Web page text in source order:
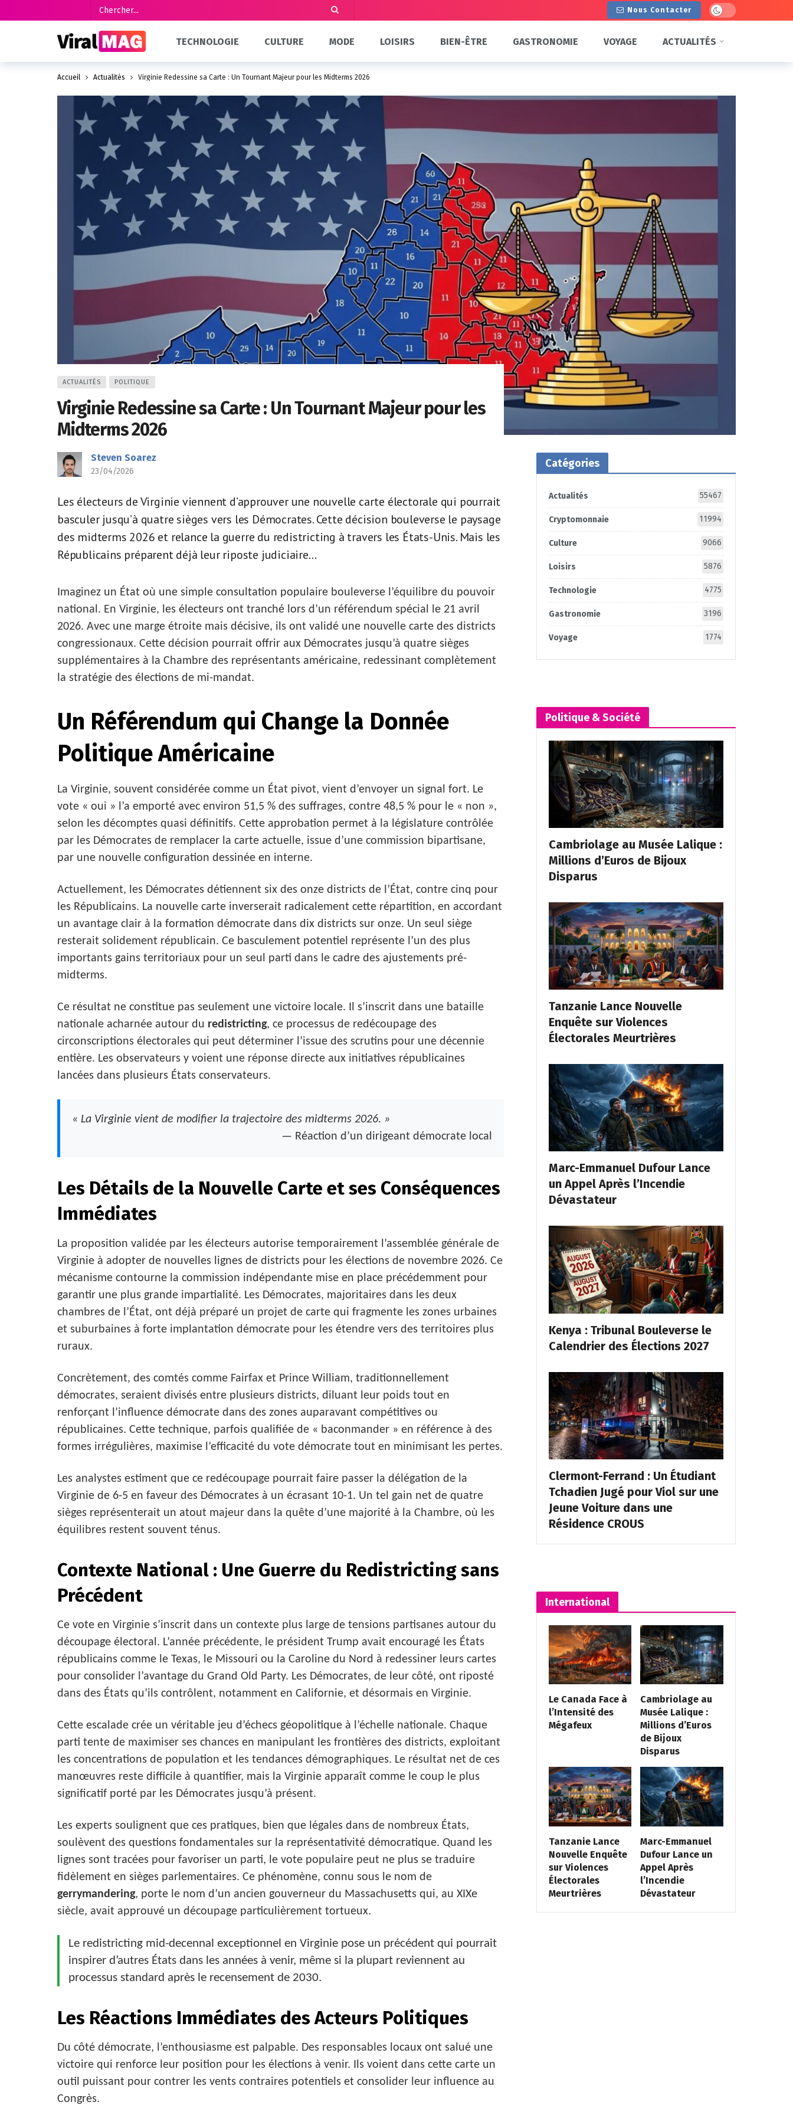
Nous Contacter Dark mode
TECHNOLOGIE CULTURE MODE LOISIRS BIEN-ÊTRE GASTRONOMIE VOYAGE ACTUALITÉS
Accueil Actualités Virginie Redessine sa Carte : Un Tournant Majeur pour les Midterms 2026
ACTUALITÉS POLITIQUE
Virginie Redessine sa Carte : Un Tournant Majeur pour les
Midterms 2026
Steven Soarez
23/04/2026
Les électeurs de Virginie viennent d’approuver une nouvelle carte électorale qui pourrait
basculer jusqu’à quatre sièges vers les Démocrates. Cette décision bouleverse le paysage
des midterms 2026 et relance la guerre du redistricting à travers les États-Unis. Mais les
Républicains préparent déjà leur riposte judiciaire…
Imaginez un État où une simple consultation populaire bouleverse l’équilibre du pouvoir
national. En Virginie, les électeurs ont tranché lors d’un référendum spécial le 21 avril
2026. Avec une marge étroite mais décisive, ils ont validé une nouvelle carte des districts
congressionaux. Cette décision pourrait offrir aux Démocrates jusqu’à quatre sièges
supplémentaires à la Chambre des représentants américaine, redessinant complètement
la stratégie des élections de mi-mandat.
Un Référendum qui Change la Donnée
Politique Américaine
La Virginie, souvent considérée comme un État pivot, vient d’envoyer un signal fort. Le
vote « oui » l’a emporté avec environ 51,5 % des suffrages, contre 48,5 % pour le « non »,
selon les décomptes quasi définitifs. Cette approbation permet à la législature contrôlée
par les Démocrates de remplacer la carte actuelle, issue d’une commission bipartisane,
par une nouvelle configuration dessinée en interne.
Actuellement, les Démocrates détiennent six des onze districts de l’État, contre cinq pour
les Républicains. La nouvelle carte inverserait radicalement cette répartition, en accordant
un avantage clair à la formation démocrate dans dix districts sur onze. Un seul siège
resterait solidement républicain. Ce basculement potentiel représente l’un des plus
importants gains territoriaux pour un seul parti dans le cadre des ajustements pré-
midterms.
Ce résultat ne constitue pas seulement une victoire locale. Il s’inscrit dans une bataille
nationale acharnée autour du redistricting, ce processus de redécoupage des
circonscriptions électorales qui peut déterminer l’issue des scrutins pour une décennie
entière. Les observateurs y voient une réponse directe aux initiatives républicaines
lancées dans plusieurs États conservateurs.
« La Virginie vient de modifier la trajectoire des midterms 2026. »
— Réaction d’un dirigeant démocrate local
Les Détails de la Nouvelle Carte et ses Conséquences
Immédiates
La proposition validée par les électeurs autorise temporairement l’assemblée générale de
Virginie à adopter de nouvelles lignes de districts pour les élections de novembre 2026. Ce
mécanisme contourne la commission indépendante mise en place précédemment pour
garantir une plus grande impartialité. Les Démocrates, majoritaires dans les deux
chambres de l’État, ont déjà préparé un projet de carte qui fragmente les zones urbaines
et suburbaines à forte implantation démocrate pour les étendre vers des territoires plus
ruraux.
Concrètement, des comtés comme Fairfax et Prince William, traditionnellement
démocrates, seraient divisés entre plusieurs districts, diluant leur poids tout en
renforçant l’influence démocrate dans des zones auparavant compétitives ou
républicaines. Cette technique, parfois qualifiée de « baconmander » en référence à des
formes irrégulières, maximise l’efficacité du vote démocrate tout en minimisant les pertes.
Les analystes estiment que ce redécoupage pourrait faire passer la délégation de la
Virginie de 6-5 en faveur des Démocrates à un écrasant 10-1. Un tel gain net de quatre
sièges représenterait un atout majeur dans la quête d’une majorité à la Chambre, où les
équilibres restent souvent ténus.
Contexte National : Une Guerre du Redistricting sans
Précédent
Ce vote en Virginie s’inscrit dans un contexte plus large de tensions partisanes autour du
découpage électoral. L’année précédente, le président Trump avait encouragé les États
républicains comme le Texas, le Missouri ou la Caroline du Nord à redessiner leurs cartes
pour consolider l’avantage du Grand Old Party. Les Démocrates, de leur côté, ont riposté
dans des États qu’ils contrôlent, notamment en Californie, et désormais en Virginie.
Cette escalade crée un véritable jeu d’échecs géopolitique à l’échelle nationale. Chaque
parti tente de maximiser ses chances en manipulant les frontières des districts, exploitant
les concentrations de population et les tendances démographiques. Le résultat net de ces
manœuvres reste difficile à quantifier, mais la Virginie apparaît comme le coup le plus
significatif porté par les Démocrates jusqu’à présent.
Les experts soulignent que ces pratiques, bien que légales dans de nombreux États,
soulèvent des questions fondamentales sur la représentativité démocratique. Quand les
lignes sont tracées pour favoriser un parti, le vote populaire peut ne plus se traduire
fidèlement en sièges parlementaires. Ce phénomène, connu sous le nom de
gerrymandering, porte le nom d’un ancien gouverneur du Massachusetts qui, au XIXe
siècle, avait approuvé un découpage particulièrement tortueux.
Le redistricting mid-decennal exceptionnel en Virginie pose un précédent qui pourrait
inspirer d’autres États dans les années à venir, même si la plupart reviennent au
processus standard après le recensement de 2030.
Les Réactions Immédiates des Acteurs Politiques
Du côté démocrate, l’enthousiasme est palpable. Des responsables locaux ont salué une
victoire qui renforce leur position pour les élections à venir. Ils voient dans cette carte un
outil puissant pour contrer les vents contraires potentiels et consolider leur influence au
Congrès.
Catégories
Actualités 55467
Cryptomonnaie 11994
Culture 9066
Loisirs 5876
Technologie 4775
Gastronomie 3196
Voyage 1774
Politique & Société
Cambriolage au Musée Lalique :
Millions d’Euros de Bijoux
Disparus
Tanzanie Lance Nouvelle
Enquête sur Violences
Électorales Meurtrières
Marc-Emmanuel Dufour Lance
un Appel Après l’Incendie
Dévastateur
Kenya : Tribunal Bouleverse le
Calendrier des Élections 2027
Clermont-Ferrand : Un Étudiant
Tchadien Jugé pour Viol sur une
Jeune Voiture dans une
Résidence CROUS
International
Le Canada Face à
l’Intensité des
Mégafeux
Cambriolage au
Musée Lalique :
Millions d’Euros
de Bijoux
Disparus
Tanzanie Lance
Nouvelle Enquête
sur Violences
Électorales
Meurtrières
Marc-Emmanuel
Dufour Lance un
Appel Après
l’Incendie
Dévastateur